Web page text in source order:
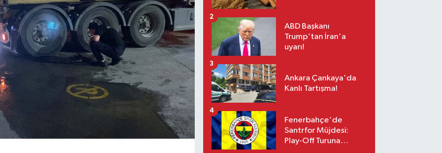
ABD Başkanı
Trump'tan İran'a
uyarı!
2
Ankara Çankaya'da
Kanlı Tartışma!
3
Fenerbahçe'de
Santrfor Müjdesi:
Play-Off Turuna
4